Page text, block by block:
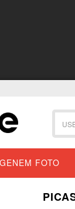
FOTO